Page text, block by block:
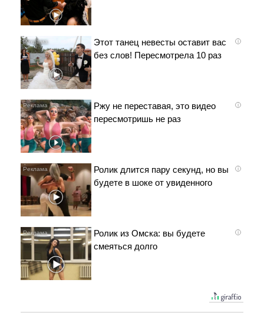
i
Этот танец невесты оставит вас
без слов! Пересмотрела 10 раз
i
Ржу не переставая, это видео
пересмотришь не раз
i
Ролик длится пару секунд, но вы
будете в шоке от увиденного
i
Ролик из Омска: вы будете
смеяться долго